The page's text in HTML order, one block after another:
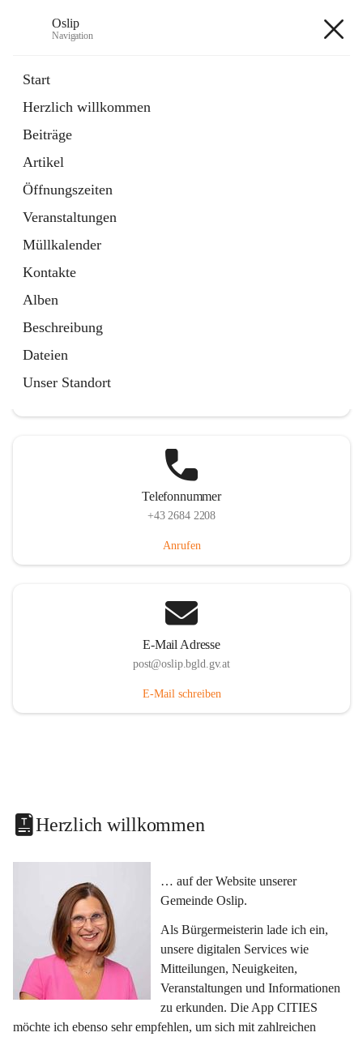
Oslip
Navigation
Start
Herzlich willkommen
Beiträge
Artikel
Öffnungszeiten
Veranstaltungen
Müllkalender
Kontakte
Alben
Beschreibung
Dateien
Unser Standort
Externe Webseite
in
Tab
Bundeskanzleramt Österreich
Externe Webseite
öffnet
in
neuem
Tab
Telefonnummer
+43 2684 2208
Anrufen
E-Mail Adresse
post@oslip.bgld.gv.at
E-Mail schreiben
Herzlich willkommen
… auf der Website unserer
Gemeinde Oslip.
Als Bürgermeisterin lade ich ein,
unsere digitalen Services wie
Mitteilungen, Neuigkeiten,
Veranstaltungen und Informationen
zu erkunden. Die App CITIES
möchte ich ebenso sehr empfehlen, um sich mit zahlreichen